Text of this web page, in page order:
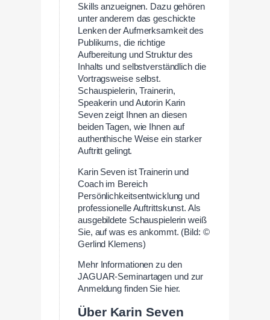
Skills anzueignen. Dazu gehören
unter anderem das geschickte
Lenken der Aufmerksamkeit des
Publikums, die richtige
Aufbereitung und Struktur des
Inhalts und selbstverständlich die
Vortragsweise selbst.
Schauspielerin, Trainerin,
Speakerin und Autorin Karin
Seven zeigt Ihnen an diesen
beiden Tagen, wie Ihnen auf
authenthische Weise ein starker
Auftritt gelingt.
Karin Seven ist Trainerin und
Coach im Bereich
Persönlichkeitsentwicklung und
professionelle Auftrittskunst. Als
ausgebildete Schauspielerin weiß
Sie, auf was es ankommt. (Bild: ©
Gerlind Klemens)
Mehr Informationen zu den
JAGUAR-Seminartagen und zur
Anmeldung finden Sie hier.
Über Karin Seven